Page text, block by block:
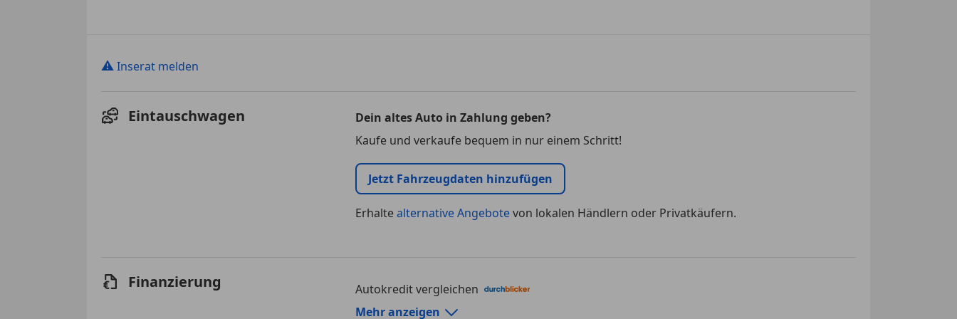
⚠ Inserat melden
Eintauschwagen
Dein altes Auto in Zahlung geben?
Kaufe und verkaufe bequem in nur einem Schritt!
Jetzt Fahrzeugdaten hinzufügen
Erhaltealternative Angebotevon lokalen Händlern oder Privatkäufern.
Finanzierung
Autokredit vergleichen
Autokredit-Rechner von durchblicker.at
Mehr anzeigen